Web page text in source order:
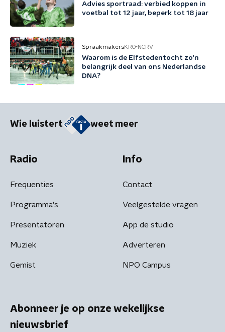
Advies sportraad: verbied koppen in
voetbal tot 12 jaar, beperk tot 18 jaar
SpraakmakersKRO-NCRV
Waarom is de Elfstedentocht zo'n
belangrijk deel van ons Nederlandse
DNA?
Wie luistert weet meer
Radio
Frequenties
Programma's
Presentatoren
Muziek
Gemist
Info
Contact
Veelgestelde vragen
App de studio
Adverteren
NPO Campus
Abonneer je op onze wekelijkse
nieuwsbrief